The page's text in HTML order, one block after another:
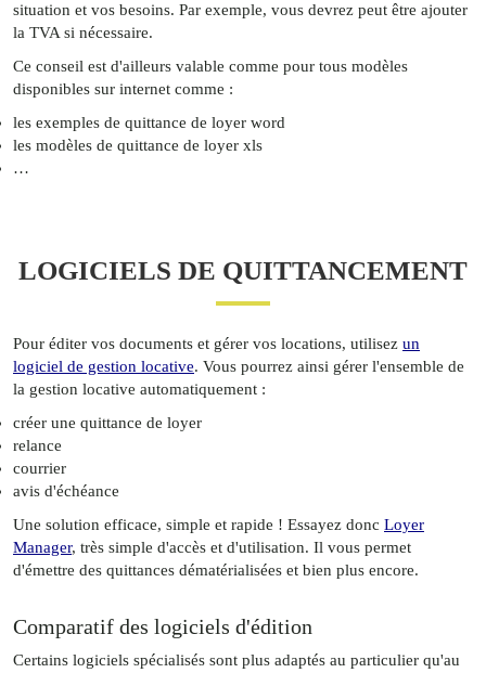
situation et vos besoins. Par exemple, vous devrez peut être ajouter
la TVA si nécessaire.
Ce conseil est d'ailleurs valable comme pour tous modèles
disponibles sur internet comme :
les exemples de quittance de loyer word
les modèles de quittance de loyer xls
…
LOGICIELS DE QUITTANCEMENT
Pour éditer vos documents et gérer vos locations, utilisez un
logiciel de gestion locative. Vous pourrez ainsi gérer l'ensemble de
la gestion locative automatiquement :
créer une quittance de loyer
relance
courrier
avis d'échéance
Une solution efficace, simple et rapide ! Essayez donc Loyer
Manager, très simple d'accès et d'utilisation. Il vous permet
d'émettre des quittances dématérialisées et bien plus encore.
Comparatif des logiciels d'édition
Certains logiciels spécialisés sont plus adaptés au particulier qu'au